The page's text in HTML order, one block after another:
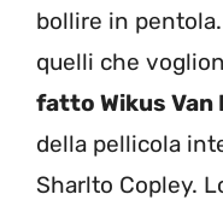
bollire in
quelli che
fatto Wikus Van
della pellicola
Sharlto Copley.